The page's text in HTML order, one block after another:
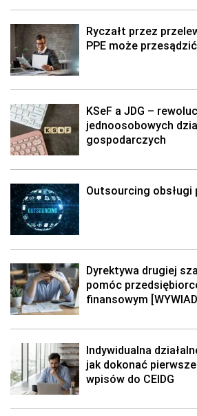
Ryczałt przez
PPE może
KSeF a JDG –
jednoosobowych
gospodarczych
Outsourcing obsługi
Dyrektywa drugiej
pomóc
finansowym
Indywidualna
jak dokonać
wpisów do CEIDG